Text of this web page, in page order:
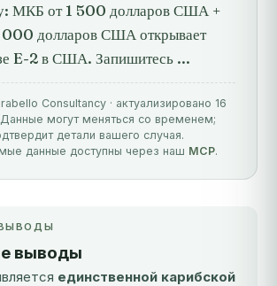
МКБ от 1 500 долларов США +
долларов США открывает
E-2 в США. Запишитесь ...
Consultancy · актуализировано 16
могут меняться со временем;
детали вашего случая.
данные доступны через наш MCP.
выводы
единственной карибской